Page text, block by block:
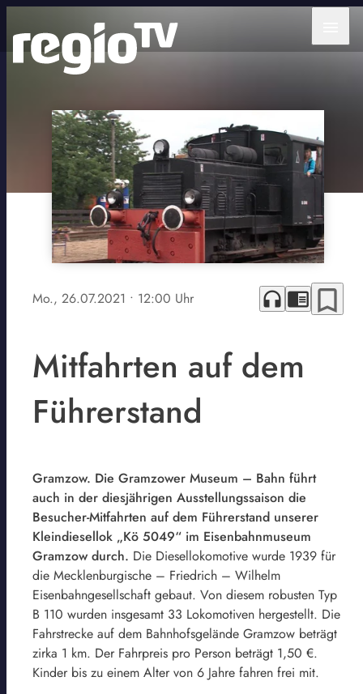
Mo., 26.07.2021 • 12:00 Uhr headphones chrome_reader_mode bookmark_border
Mitfahrten auf dem
Führerstand
Gramzow. Die Gramzower Museum – Bahn führt
auch in der diesjährigen Ausstellungssaison die
Besucher-Mitfahrten auf dem Führerstand unserer
Kleindiesellok „Kö 5049“ im Eisenbahnmuseum
Gramzow durch. Die Diesellokomotive wurde 1939 für
die Mecklenburgische – Friedrich – Wilhelm
Eisenbahngesellschaft gebaut. Von diesem robusten Typ
B 110 wurden insgesamt 33 Lokomotiven hergestellt. Die
Fahrstrecke auf dem Bahnhofsgelände Gramzow beträgt
zirka 1 km. Der Fahrpreis pro Person beträgt 1,50 €.
Kinder bis zu einem Alter von 6 Jahre fahren frei mit.